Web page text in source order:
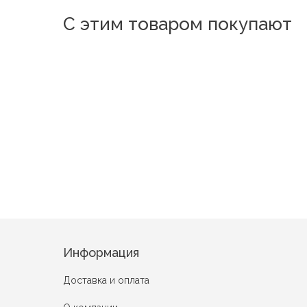
С этим товаром покупают
Информация
Доставка и оплата